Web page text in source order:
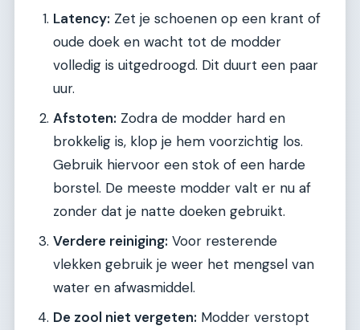
Latency: Zet je schoenen op een krant of
oude doek en wacht tot de modder
volledig is uitgedroogd. Dit duurt een paar
uur.
Afstoten: Zodra de modder hard en
brokkelig is, klop je hem voorzichtig los.
Gebruik hiervoor een stok of een harde
borstel. De meeste modder valt er nu af
zonder dat je natte doeken gebruikt.
Verdere reiniging: Voor resterende
vlekken gebruik je weer het mengsel van
water en afwasmiddel.
De zool niet vergeten: Modder verstopt